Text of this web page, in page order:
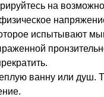
на
испытывают
ванну или душ.